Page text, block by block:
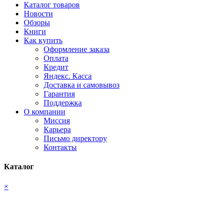
Каталог товаров
Новости
Обзоры
Книги
Как купить
Оформление заказа
Оплата
Кредит
Яндекс. Касса
Доставка и самовывоз
Гарантия
Поддержка
О компании
Миссия
Карьера
Письмо директору
Контакты
Каталог
×